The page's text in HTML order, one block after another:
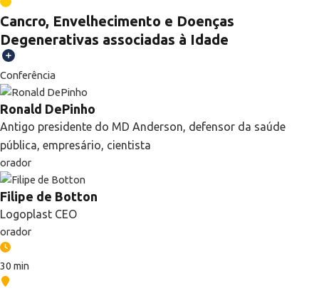
Cancro, Envelhecimento e Doenças
Degenerativas associadas à Idade
Conferência
Ronald DePinho
Antigo presidente do MD Anderson, defensor da saúde
pública, empresário, cientista
orador
Filipe de Botton
Logoplast CEO
orador
30 min